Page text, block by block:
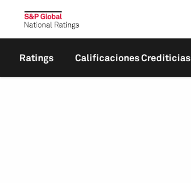
Ratings Calificaciones Crediticias